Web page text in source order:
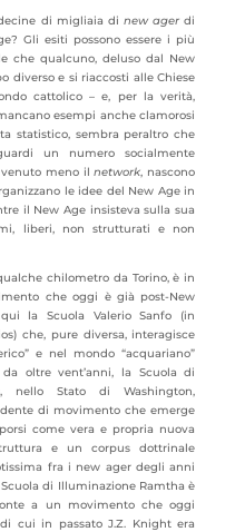
di migliaia di new ager di
Gli esiti possono essere i più
che qualcuno, deluso dal New
diverso e si riaccosti alle Chiese
cattolico – e, per la verità,
esempi anche clamorosi
statistico, sembra peraltro che
un numero socialmente
venuto meno ilnetwork, nascono
le idee del New Age in
il New Age insisteva sulla sua
liberi, non strutturati e non
chilometro da Torino, è in
che oggi è già post-New
la Scuola Valerio Sanfo (in
che, pure diversa, interagisce
e nel mondo “acquariano”
oltre vent’anni, la Scuola di
nello Stato di Washington,
di movimento che emerge
come vera e propria nuova
e un corpus dottrinale
fra i new ager degli anni
di Illuminazione Ramtha è
a un movimento che oggi
cui in passato J.Z. Knight era